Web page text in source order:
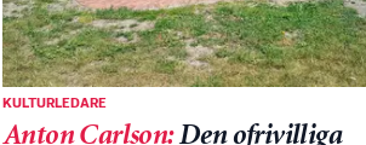
KULTURLEDARE
Anton Carlson:Den ofrivilliga